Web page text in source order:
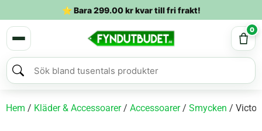
⭐ Bara299.00krkvar till fri frakt!
0
Hem / Kläder & Accessoarer/ Accessoarer/ Smycken /